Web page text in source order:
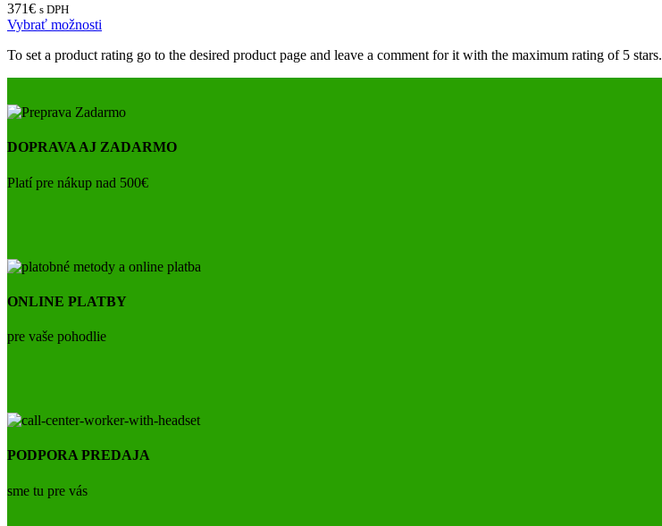
371€ s DPH
Vybrať možnosti
To set a product rating go to the desired product page and leave a comment for it with the maximum rating of 5 stars.
DOPRAVA AJ ZADARMO
Platí pre nákup nad 500€
ONLINE PLATBY
pre vaše pohodlie
PODPORA PREDAJA
sme tu pre vás